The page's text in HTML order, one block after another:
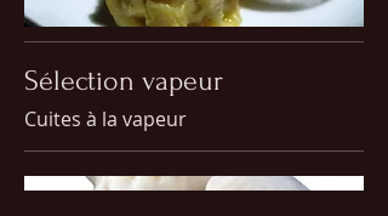
Sélection vapeur
Cuites à la vapeur